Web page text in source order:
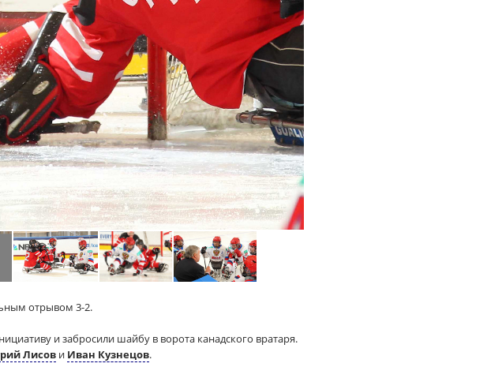
отрывом 3-2.
и забросили шайбу в ворота канадского вратаря.
Лисов и Иван Кузнецов.